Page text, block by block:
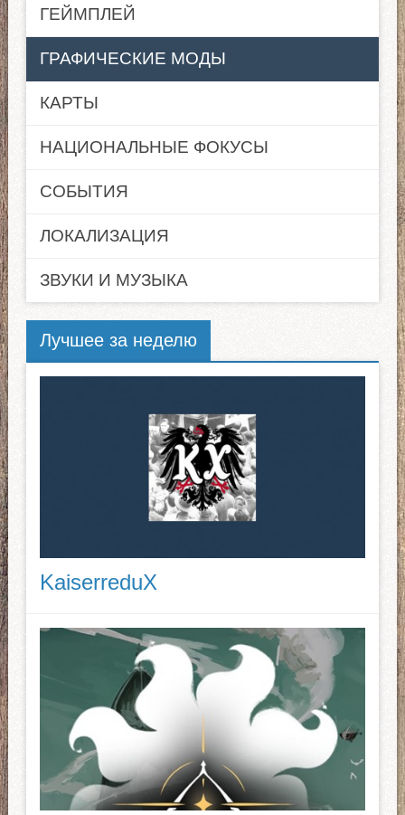
ГЕЙМПЛЕЙ
ГРАФИЧЕСКИЕ МОДЫ
КАРТЫ
НАЦИОНАЛЬНЫЕ ФОКУСЫ
СОБЫТИЯ
ЛОКАЛИЗАЦИЯ
ЗВУКИ И МУЗЫКА
Лучшее за неделю
KaiserreduX